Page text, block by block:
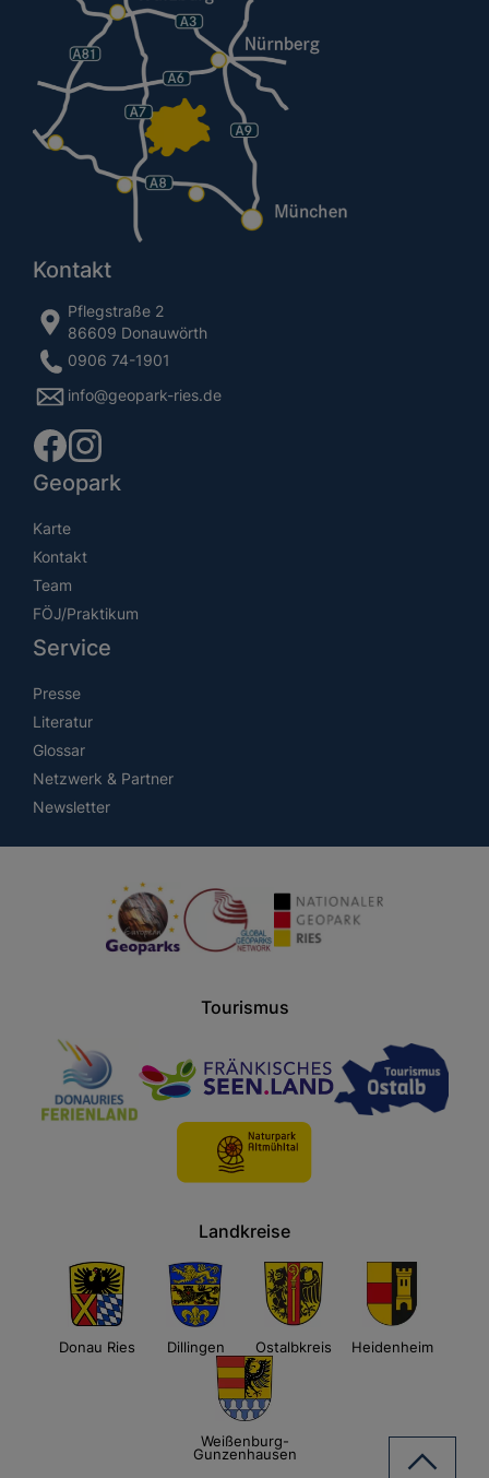
Kontakt
Pflegstraße 2
86609 Donauwörth
0906 74-1901
info@geopark-ries.de
Geopark
Karte
Kontakt
Team
FÖJ/Praktikum
Service
Presse
Literatur
Glossar
Netzwerk & Partner
Newsletter
Tourismus
Landkreise
Donau Ries Dillingen Ostalbkreis Heidenheim
Weißenburg-
Gunzenhausen